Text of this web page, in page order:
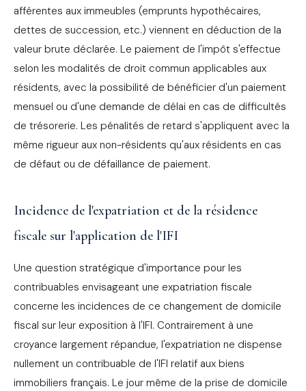
afférentes aux immeubles (emprunts hypothécaires,
dettes de succession, etc.) viennent en déduction de la
valeur brute déclarée. Le paiement de l'impôt s'effectue
selon les modalités de droit commun applicables aux
résidents, avec la possibilité de bénéficier d'un paiement
mensuel ou d'une demande de délai en cas de difficultés
de trésorerie. Les pénalités de retard s'appliquent avec la
même rigueur aux non-résidents qu'aux résidents en cas
de défaut ou de défaillance de paiement.
Incidence de l'expatriation et de la résidence
fiscale sur l'application de l'IFI
Une question stratégique d'importance pour les
contribuables envisageant une expatriation fiscale
concerne les incidences de ce changement de domicile
fiscal sur leur exposition à l'IFI. Contrairement à une
croyance largement répandue, l'expatriation ne dispense
nullement un contribuable de l'IFI relatif aux biens
immobiliers français. Le jour même de la prise de domicile